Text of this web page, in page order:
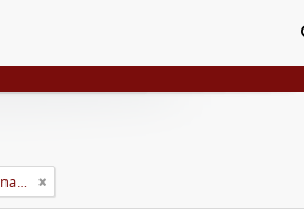
Universidade Rural do Estado de Minas Gerais (Uremg)